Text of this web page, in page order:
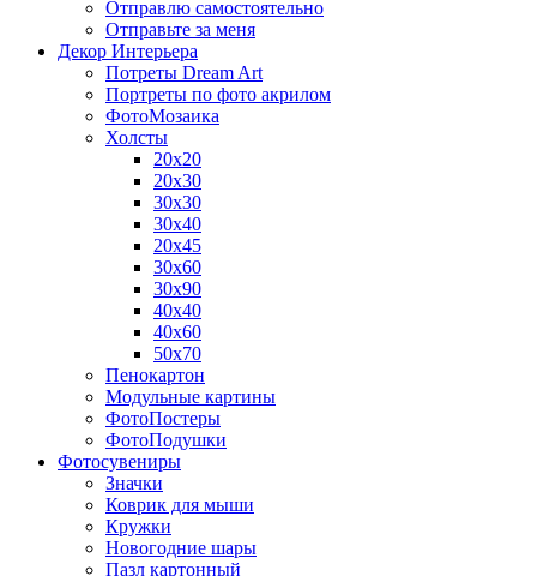
Отправлю самостоятельно
Отправьте за меня
Декор Интерьера
Потреты Dream Art
Портреты по фото акрилом
ФотоМозаика
Холсты
20х20
20х30
30х30
30х40
20х45
30х60
30х90
40х40
40х60
50х70
Пенокартон
Модульные картины
ФотоПостеры
ФотоПодушки
Фотоcувениры
Значки
Коврик для мыши
Кружки
Новогодние шары
Пазл картонный